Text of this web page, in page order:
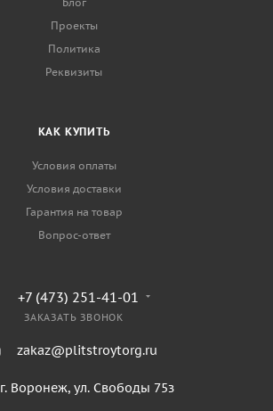
Проекты
Политика
Реквизиты
КАК КУПИТЬ
Условия оплаты
Условия доставки
Гарантия на товар
Вопрос-ответ
+7 (473) 251-41-01
ЗАКАЗАТЬ ЗВОНОК
zakaz@plitstroytorg.ru
г. Воронеж, ул. Свободы 75з